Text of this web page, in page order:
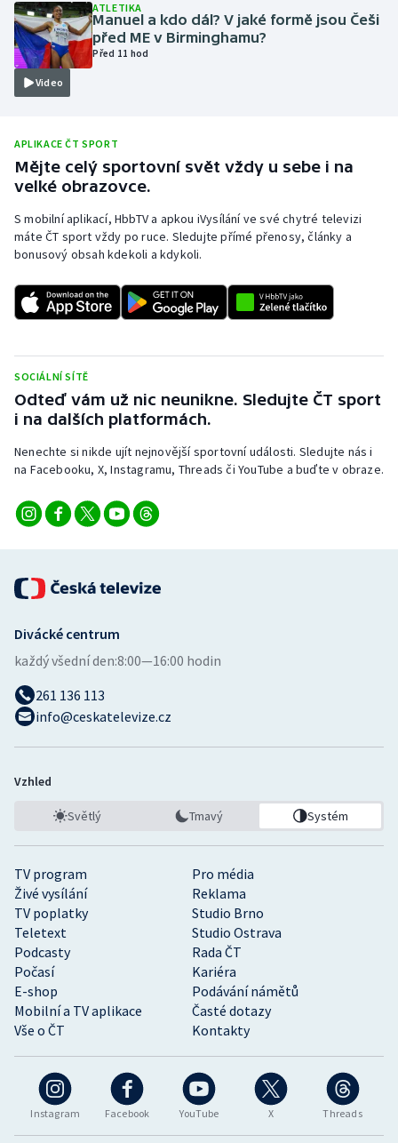
Parasport
Plavání
Ragby
Rychlobruslení
Rychlostní kanoistika
Sportovní střelba
Stolní tenis
Triatlon
Veslování
Volejbal
Video
ATLETIKA
Manuel a kdo dál? V jaké formě jsou Češi
před ME v Birminghamu?
Před 11 hod
APLIKACE ČT SPORT
Mějte celý sportovní svět vždy u sebe i na
velké obrazovce.
S mobilní aplikací, HbbTV a apkou iVysílání ve své chytré televizi
máte ČT sport vždy po ruce. Sledujte přímé přenosy, články a
bonusový obsah kdekoli a kdykoli.
SOCIÁLNÍ SÍTĚ
Odteď vám už nic neunikne. Sledujte ČT sport
i na dalších platformách.
Nenechte si nikde ujít nejnovější sportovní události. Sledujte nás i
na Facebooku, X, Instagramu, Threads či YouTube a buďte v obraze.
Instagram Facebook YouTube X Threads
TV program
Pro média
Živé vysílání
Reklama
TV poplatky
Studio Brno
Teletext
Studio Ostrava
Podcasty
Rada ČT
Počasí
Kariéra
E-shop
Podávání námětů
Mobilní a TV aplikace
Časté dotazy
Vše o ČT
Kontakty
Divácké centrum
každý všední den:8:00—16:00 hodin
261 136 113
info@ceskatelevize.cz
Vzhled
Světlý Tmavý Systém